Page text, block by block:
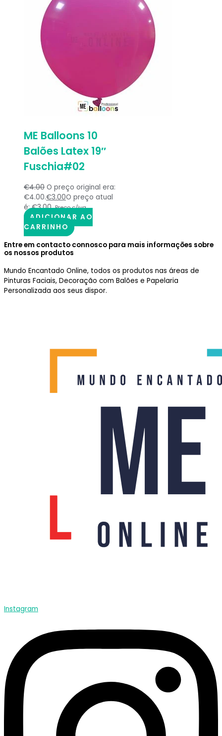
ME Balloons 10
Balões Latex 19″
Fuschia#02
€4.00 O preço original era:
€4.00.€3.00O preço atual
é: €3.00. Preço c/iva
ADICIONAR AO
CARRINHO
Entre em contacto connosco para mais informações sobre
os nossos produtos
Mundo Encantado Online, todos os produtos nas áreas de
Pinturas Faciais, Decoração com Balões e Papelaria
Personalizada aos seus dispor.
Instagram